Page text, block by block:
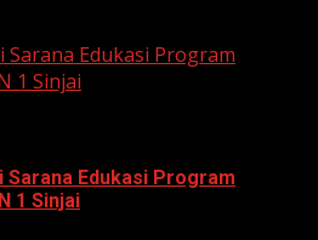
Edukasi Program
1 Sinjai
Sarana Edukasi Program
1 Sinjai